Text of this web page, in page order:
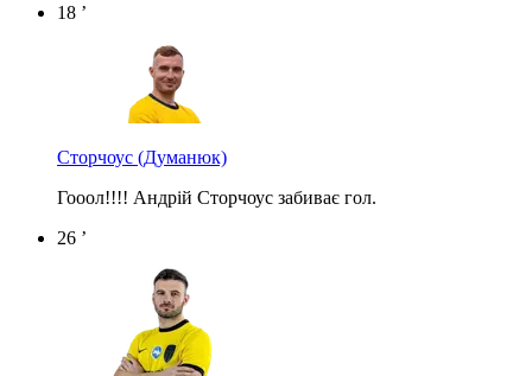
18 ’
Сторчоус (Думанюк)
Гооол!!!! Андрій Сторчоус забиває гол.
26 ’